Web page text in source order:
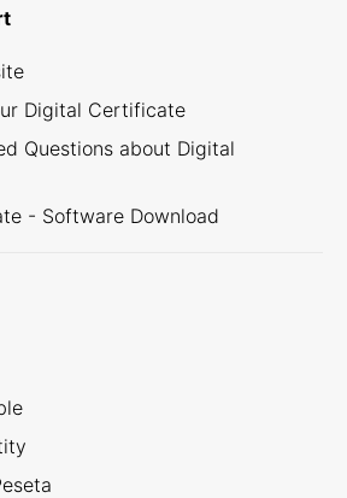
Digital Certificate
Questions about Digital
- Software Download